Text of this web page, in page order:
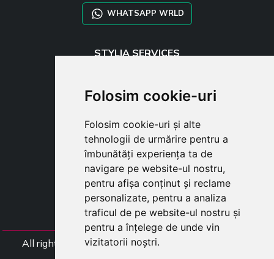
Folosim cookie-uri
Folosim cookie-uri și alte
tehnologii de urmărire pentru a
îmbunătăți experiența ta de
navigare pe website-ul nostru,
pentru afișa conținut și reclame
personalizate, pentru a analiza
traficul de pe website-ul nostru și
pentru a înțelege de unde vin
vizitatorii noștri.
WHATSAPP WRLD
STYLIA SERVICES
TAYLOR MADE ORDERS
DROPSHIPPING
USER
SUBSCRIBE
AUTENTIFICARE
CART
All rights Styliafoe s.r.l. © 2025 - Numar TVA (Codul